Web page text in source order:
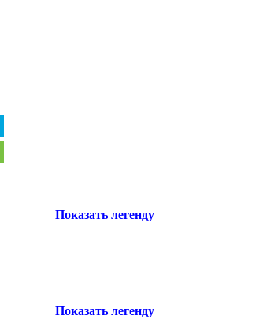
Показать легенду
Показать легенду